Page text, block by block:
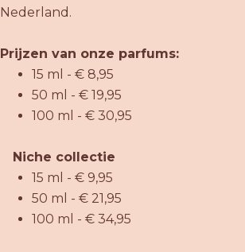
Nederland.
Prijzen van onze parfums:
15 ml - € 8,95
50 ml - € 19,95
100 ml - € 30,95
Niche collectie
15 ml - € 9,95
50 ml - € 21,95
100 ml - € 34,95